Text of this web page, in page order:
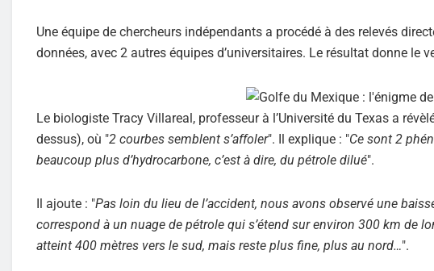
Une équipe de chercheurs indépendants a procédé à des relevés
données, avec 2 autres équipes d’universitaires. Le résultat donne le
Le biologiste Tracy Villareal, professeur à l’Université du Texas a
dessus), où "2 courbes semblent s’affoler". Il explique : "Ce sont 2
beaucoup plus d’hydrocarbone, c’est à dire, du pétrole dilué".
Il ajoute : "Pas loin du lieu de l’accident, nous avons observé une
correspond à un nuage de pétrole qui s’étend sur environ 300 km de
atteint 400 mètres vers le sud, mais reste plus fine, plus au nord…".